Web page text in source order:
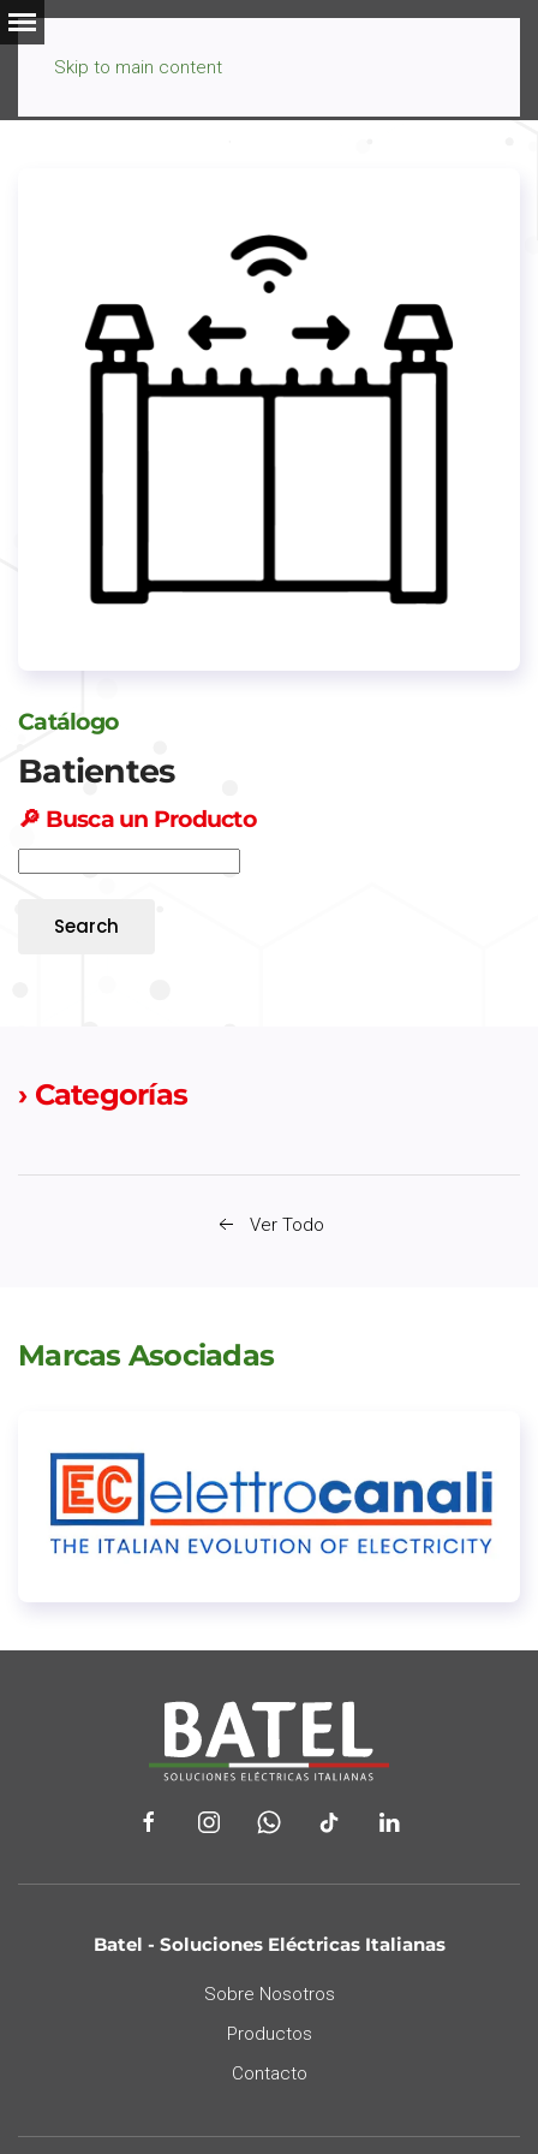
Skip to main content
Catálogo
Batientes
🔎 Busca un Producto
Search
› Categorías
Ver Todo
Marcas Asociadas
Batel - Soluciones Eléctricas Italianas
Sobre Nosotros
Productos
Contacto